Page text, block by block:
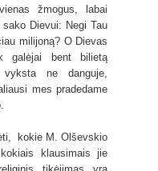
žmogus, labai
Dievui: Negi Tau
milijoną? O Dievas
galėjai bent bilietą
ne danguje,
mes pradedame
kokie M. Olševskio
klausimais jie